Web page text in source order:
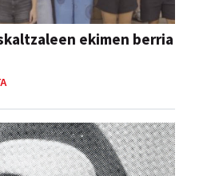
ekimen berria